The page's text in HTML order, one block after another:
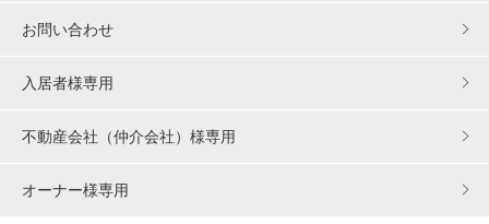
お問い合わせ
入居者様専用
不動産会社（仲介会社）様専用
オーナー様専用